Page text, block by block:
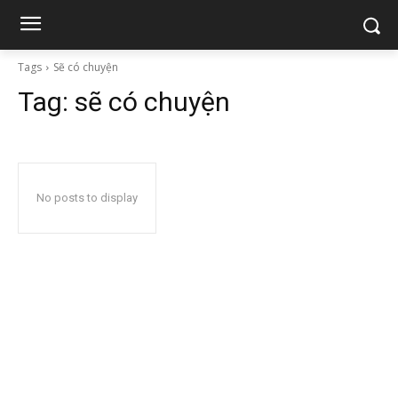
Tags Sẽ có chuyện
Tag: sẽ có chuyện
No posts to display